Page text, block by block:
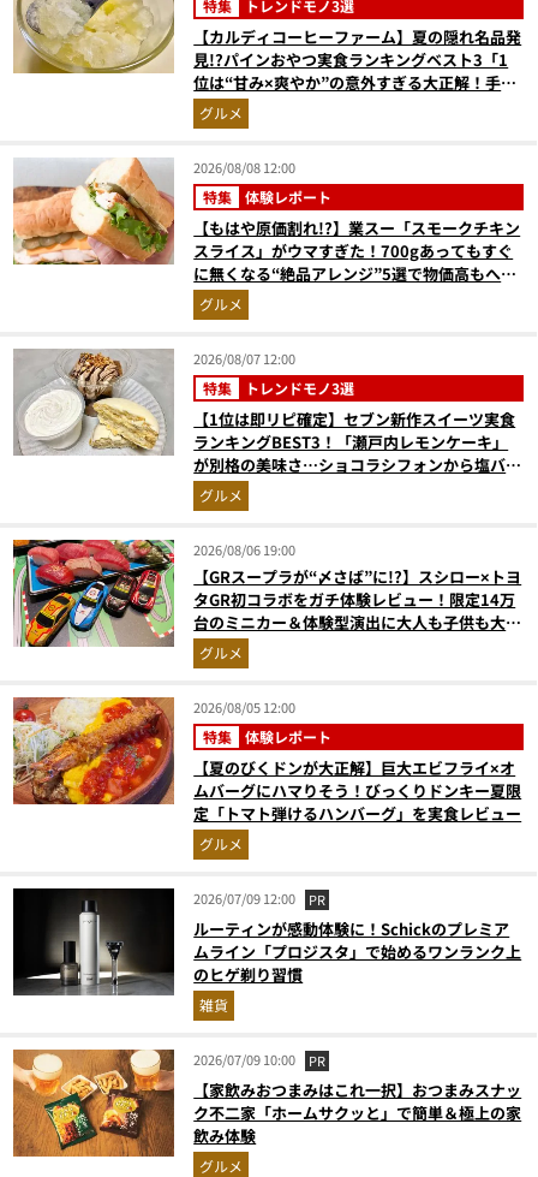
特集 トレンドモノ3選
【カルディコーヒーファーム】夏の隠れ名品発
見!?パインおやつ実食ランキングベスト3「1
位は“甘み×爽やか”の意外すぎる大正解！手が
止まらない『かりんとう』」
グルメ
2026/08/08 12:00
特集 体験レポート
【もはや原価割れ!?】業スー「スモークチキン
スライス」がウマすぎた！700gあってもすぐ
に無くなる“絶品アレンジ”5選で物価高もへっ
ちゃら
グルメ
2026/08/07 12:00
特集 トレンドモノ3選
【1位は即リピ確定】セブン新作スイーツ実食
ランキングBEST3！「瀬戸内レモンケーキ」
が別格の美味さ…ショコラシフォンから塩バニ
ラプリンまで本気レビュー
グルメ
2026/08/06 19:00
【GRスープラが“〆さば”に!?】スシロー×トヨ
タGR初コラボをガチ体験レビュー！限定14万
台のミニカー＆体験型演出に大人も子供も大興
奮間違いなし
グルメ
2026/08/05 12:00
特集 体験レポート
【夏のびくドンが大正解】巨大エビフライ×オ
ムバーグにハマりそう！びっくりドンキー夏限
定「トマト弾けるハンバーグ」を実食レビュー
グルメ
2026/07/09 12:00 PR
ルーティンが感動体験に！Schickのプレミア
ムライン「プロジスタ」で始めるワンランク上
のヒゲ剃り習慣
雑貨
2026/07/09 10:00 PR
【家飲みおつまみはこれ一択】おつまみスナッ
ク不二家「ホームサクッと」で簡単＆極上の家
飲み体験
グルメ